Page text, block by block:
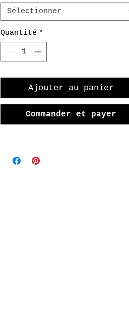
METAL QUALITY
18k gold filled
GEMS
Cubic zirconia
MEASURING
7.85 x 20.5mm rectangular top
Sélectionner
Quantité *
Ajouter au panier
Commander et payer